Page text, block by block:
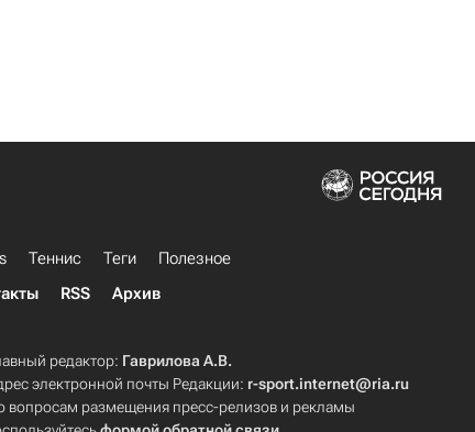
Теннис Теги
Полезное
RSS Архив
редактор: Гаврилова А.В.
электронной почты Редакции: r-sport.internet@ria.ru
вопросам размещения пресс-релизов и рекламы